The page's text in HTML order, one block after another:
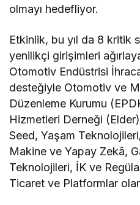
olmayı hedefliyor.
Etkinlik, bu yıl da 8 kritik
yenilikçi girişimleri
Otomotiv Endüstrisi
desteğiyle Otomotiv ve
Düzenleme Kurumu
Hizmetleri Derneği
Seed, Yaşam
Makine ve Yapay Zekâ,
Teknolojileri, İK ve
Ticaret ve Platformlar